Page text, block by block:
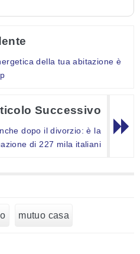
della tua abitazione è
Successivo
dopo il divorzio: è la
di 227 mila italiani
mutuo casa